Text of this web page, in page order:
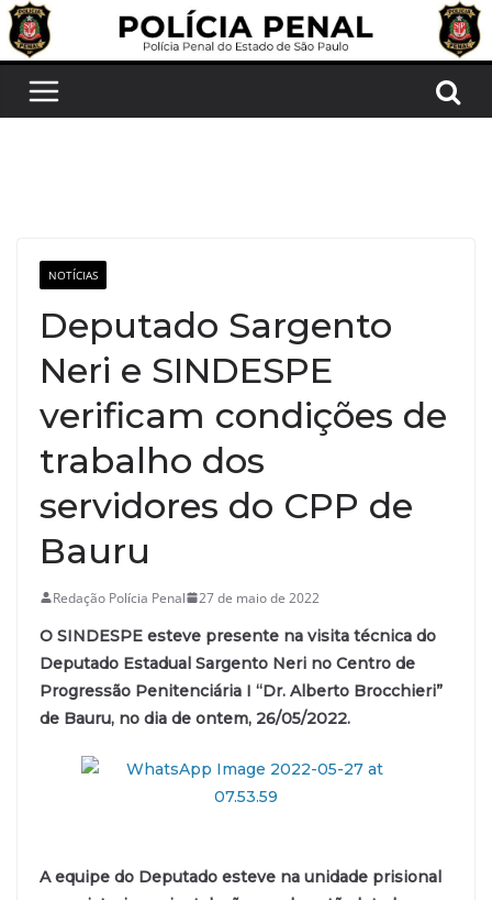
Pular
para
conteúdo
NOTÍCIAS
Deputado Sargento
Neri e SINDESPE
verificam condições de
trabalho dos
servidores do CPP de
Bauru
Redação Polícia Penal 27 de maio de 2022
O SINDESPE esteve presente na visita técnica do
Deputado Estadual Sargento Neri no Centro de
Progressão Penitenciária I “Dr. Alberto Brocchieri”
de Bauru, no dia de ontem, 26/05/2022.
A equipe do Deputado esteve na unidade prisional